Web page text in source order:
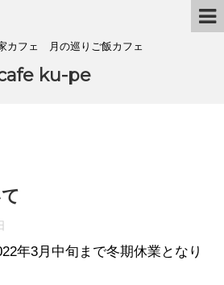
カフェ 月の巡りご飯カフェ
ku-pe
年3月中旬まで冬期休業となり